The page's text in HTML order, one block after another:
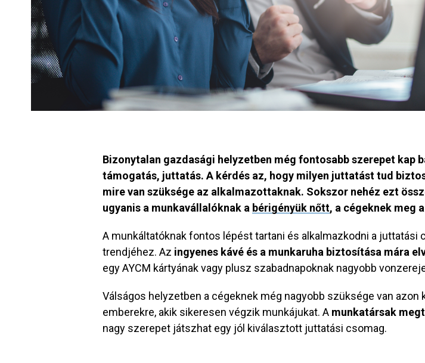
Bizonytalan gazdasági helyzetben még fontosabb szerepet kap
támogatás, juttatás. A kérdés az, hogy milyen juttatást tud
mire van szüksége az alkalmazottaknak. Sokszor nehéz ezt
ugyanis a munkavállalóknak a bérigényük nőtt, a cégeknek meg
A munkáltatóknak fontos lépést tartani és alkalmazkodni a juttatási
trendjéhez. Az ingyenes kávé és a munkaruha biztosítása mára
egy AYCM kártyának vagy plusz szabadnapoknak nagyobb
Válságos helyzetben a cégeknek még nagyobb szüksége van azon
emberekre, akik sikeresen végzik munkájukat. A munkatársak
nagy szerepet játszhat egy jól kiválasztott juttatási csomag.